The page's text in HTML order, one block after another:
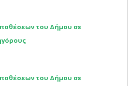
του Δήμου σε
του Δήμου σε